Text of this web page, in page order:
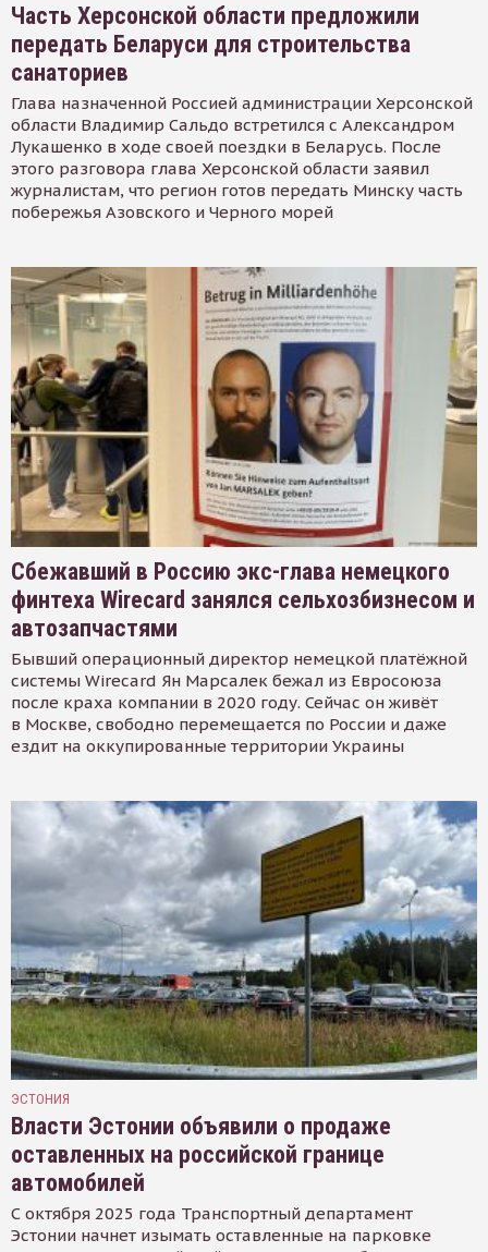
Часть Херсонской области предложили
передать Беларуси для строительства
санаториев
Глава назначенной Россией администрации Херсонской
области Владимир Сальдо встретился с Александром
Лукашенко в ходе своей поездки в Беларусь. После
этого разговора глава Херсонской области заявил
журналистам, что регион готов передать Минску часть
побережья Азовского и Черного морей
Сбежавший в Россию экс-глава немецкого
финтеха Wirecard занялся сельхозбизнесом и
автозапчастями
Бывший операционный директор немецкой платёжной
системы Wirecard Ян Марсалек бежал из Евросоюза
после краха компании в 2020 году. Сейчас он живёт
в Москве, свободно перемещается по России и даже
ездит на оккупированные территории Украины
ЭСТОНИЯ
Власти Эстонии объявили о продаже
оставленных на российской границе
автомобилей
С октября 2025 года Транспортный департамент
Эстонии начнет изымать оставленные на парковке